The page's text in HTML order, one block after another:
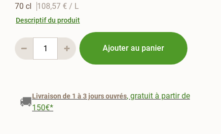
70 cl 108,57 € / L
Descriptif du produit
Ajouter au panier
🚚Livraison de 1 à 3 jours ouvrés, gratuit à partir de
150€*